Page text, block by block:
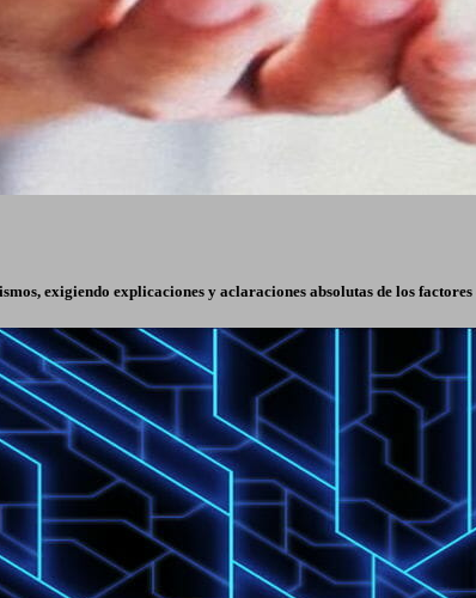
exigiendo explicaciones y aclaraciones absolutas de los